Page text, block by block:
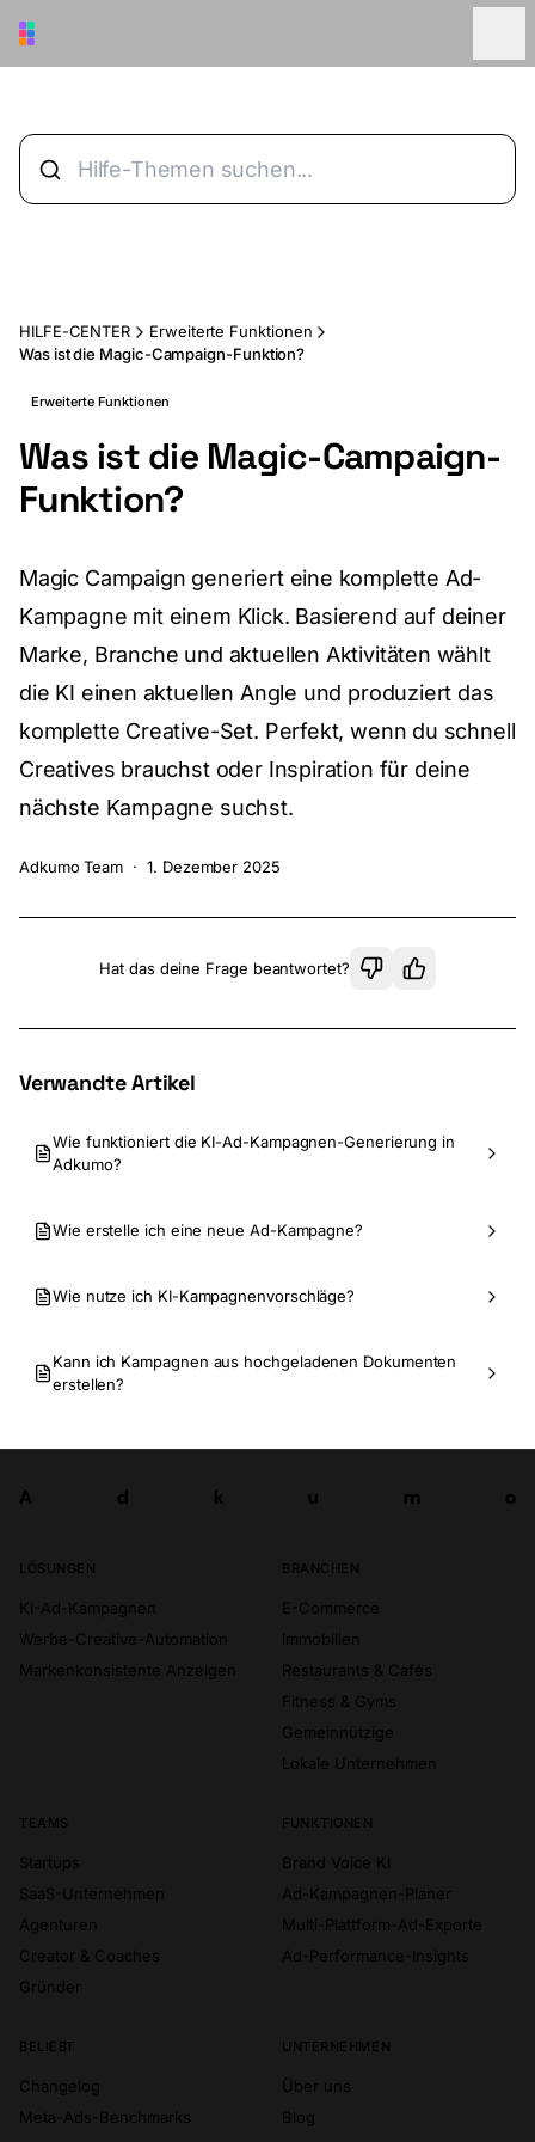
HILFE-CENTER
Erweiterte Funktionen
Was ist die Magic-Campaign-Funktion?
Erweiterte Funktionen
Was ist die Magic-Campaign-
Funktion?
Magic Campaign generiert eine komplette Ad-
Kampagne mit einem Klick. Basierend auf deiner
Marke, Branche und aktuellen Aktivitäten wählt
die KI einen aktuellen Angle und produziert das
komplette Creative-Set. Perfekt, wenn du schnell
Creatives brauchst oder Inspiration für deine
nächste Kampagne suchst.
Adkumo Team · 1. Dezember 2025
Hat das deine Frage beantwortet?
Verwandte Artikel
Wie funktioniert die KI-Ad-Kampagnen-Generierung in
Adkumo?
Wie erstelle ich eine neue Ad-Kampagne?
Wie nutze ich KI-Kampagnenvorschläge?
Kann ich Kampagnen aus hochgeladenen Dokumenten
erstellen?
A d k u m
o
LÖSUNGEN
KI-Ad-Kampagnen
Werbe-Creative-Automation
Markenkonsistente Anzeigen
BRANCHEN
E-Commerce
Immobilien
Restaurants & Cafés
Fitness & Gyms
Gemeinnützige
Lokale Unternehmen
TEAMS
Startups
SaaS-Unternehmen
Agenturen
Creator & Coaches
Gründer
FUNKTIONEN
Brand Voice KI
Ad-Kampagnen-Planer
Multi-Plattform-Ad-Exporte
Ad-Performance-Insights
BELIEBT
Changelog
Meta-Ads-Benchmarks
UNTERNEHMEN
Über uns
Blog